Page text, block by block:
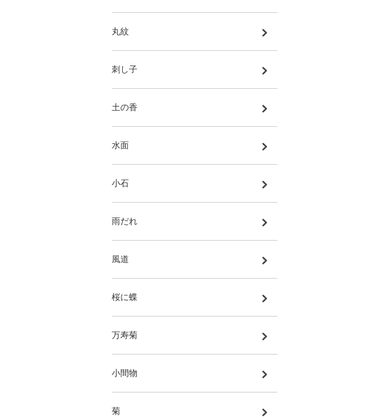
丸紋
刺し子
土の香
水面
小石
雨だれ
風道
桜に蝶
万寿菊
小間物
菊